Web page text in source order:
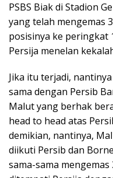
PSBS Biak di Stadion
yang telah mengemas
posisinya ke peringkat
Persija menelan
Jika itu terjadi,
sama dengan Persib
Malut yang berhak
head to head atas
demikian, nantinya,
diikuti Persib dan
sama-sama